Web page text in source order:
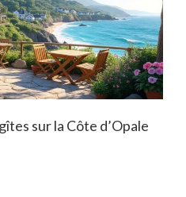
sur la Côte d’Opale